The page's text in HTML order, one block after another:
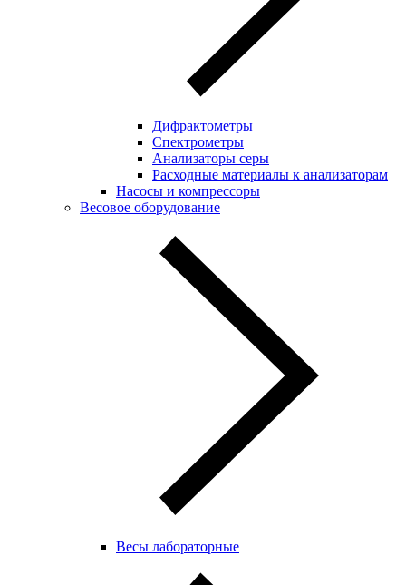
Дифрактометры
Спектрометры
Анализаторы серы
Расходные материалы к анализаторам
Насосы и компрессоры
Весовое оборудование
Весы лабораторные